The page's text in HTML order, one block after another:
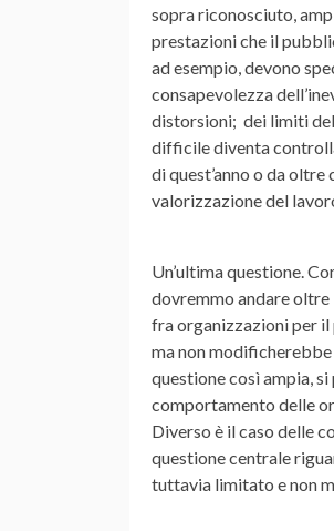
sopra riconosciuto,
prestazioni che il
ad esempio, devono
consapevolezza
distorsioni; dei limiti
difficile diventa
di quest’anno o da
valorizzazione del
Un’ultima questione.
dovremmo andare oltre
fra organizzazioni per il
ma non
questione così ampia,
comportamento delle
Diverso è il caso delle
questione centrale
tuttavia limitato e non